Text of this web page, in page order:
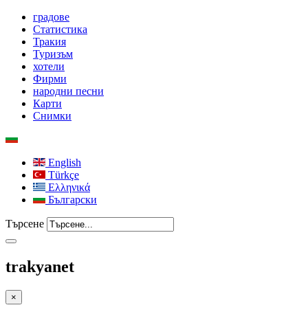
градове
Статистика
Тракия
Туризъм
хотели
Фирми
народни песни
Карти
Снимки
English
Türkçe
Ελληνικά
Български
Търсене
trakyanet
×